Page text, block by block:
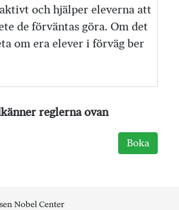
och hjälper eleverna att
de förväntas göra. Om det
om era elever i förväg ber
reglerna ovan
Nobel Center